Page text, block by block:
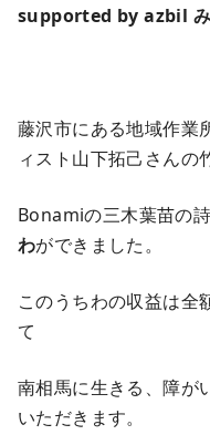
supported by azbil み
藤沢市にある地域作業
ィスト山下拓己さんの
Bonamiの三木葉苗の詩
わができました。
このうちわの収益は全
て
南相馬に生きる、障が
いただきます。